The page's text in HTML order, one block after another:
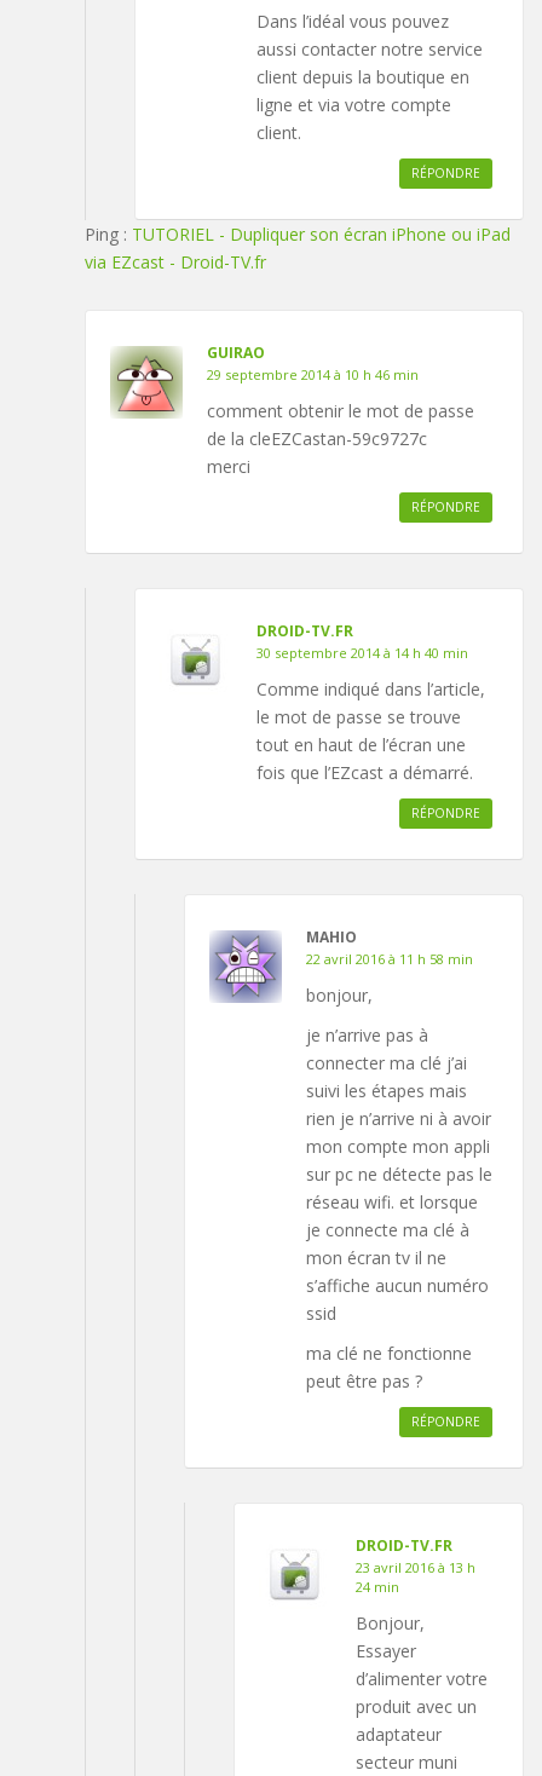
Dans l’idéal vous pouvez
aussi contacter notre service
client depuis la boutique en
ligne et via votre compte
client.
RÉPONDRE
Ping : TUTORIEL - Dupliquer son écran iPhone ou iPad
via EZcast - Droid-TV.fr
GUIRAO
29 septembre 2014 à 10 h 46 min
comment obtenir le mot de passe
de la cleEZCastan-59c9727c
merci
RÉPONDRE
DROID-TV.FR
30 septembre 2014 à 14 h 40 min
Comme indiqué dans l’article,
le mot de passe se trouve
tout en haut de l’écran une
fois que l’EZcast a démarré.
RÉPONDRE
MAHIO
22 avril 2016 à 11 h 58 min
bonjour,
je n’arrive pas à
connecter ma clé j’ai
suivi les étapes mais
rien je n’arrive ni à avoir
mon compte mon appli
sur pc ne détecte pas le
réseau wifi. et lorsque
je connecte ma clé à
mon écran tv il ne
s’affiche aucun numéro
ssid
ma clé ne fonctionne
peut être pas ?
RÉPONDRE
DROID-TV.FR
23 avril 2016 à 13 h
24 min
Bonjour,
Essayer
d’alimenter votre
produit avec un
adaptateur
secteur muni